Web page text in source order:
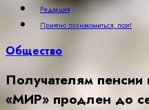
Редакция
Приятно познакомиться, поэт!
Общество
Получателям
«МИР» продлен до